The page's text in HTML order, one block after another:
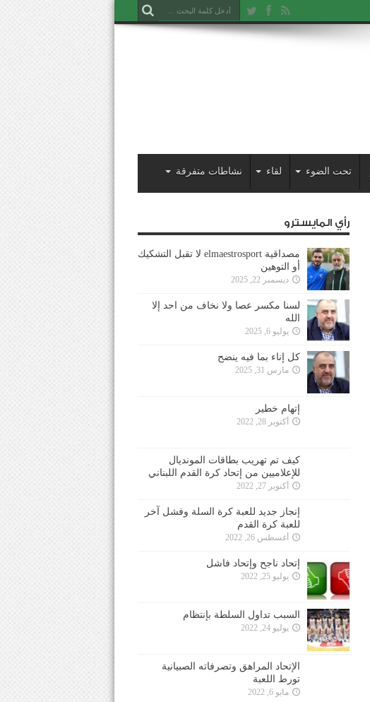
تحت الضوء لقاء نشاطات متفرقة
رأي المايسترو
مصداقية elmaestrosport لا تقبل التشكيك
أو التوهين
ديسمبر 22, 2025
لسنا مكسر عصا ولا نخاف من احد إلا
الله
يوليو 6, 2025
كل إناء بما فيه ينضح
مارس 31, 2025
إتهام خطير
أكتوبر 28, 2022
كيف تم تهريب بطاقات المونديال
للإعلاميين من إتحاد كرة القدم اللبناني
أكتوبر 27, 2022
إنجاز جديد للعبة كرة السلة وفشل آخر
للعبة كرة القدم
أغسطس 26, 2022
إتحاد ناجح وإتحاد فاشل
يوليو 25, 2022
السبب تداول السلطة بإنتظام
يوليو 24, 2022
الإتحاد المراهق وتصرفاته الصبيانية
تورط اللعبة
مايو 6, 2022